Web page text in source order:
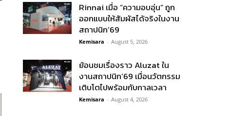
Rinnai เมื่อ “ความอบอุ่น” ถูก
ออกแบบให้สัมผัสได้จริงในงาน
สถาปนิก’69
Kemisara - August 5, 2026
ย้อนชมเรื่องราว Aluzat ใน
งานสถาปนิก’69 เมื่อนวัตกรรม
เติบโตไปพร้อมกับกาลเวลา
Kemisara - August 4, 2026